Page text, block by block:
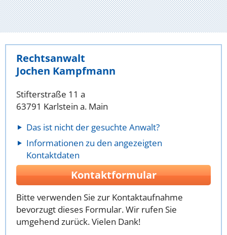
Rechtsanwalt
Jochen Kampfmann
Stifterstraße 11 a
63791 Karlstein a. Main
Das ist nicht der gesuchte Anwalt?
Informationen zu den angezeigten
Kontaktdaten
Kontaktformular
Bitte verwenden Sie zur Kontaktaufnahme
bevorzugt dieses Formular. Wir rufen Sie
umgehend zurück. Vielen Dank!